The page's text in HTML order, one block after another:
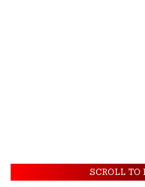
SCROLL TO